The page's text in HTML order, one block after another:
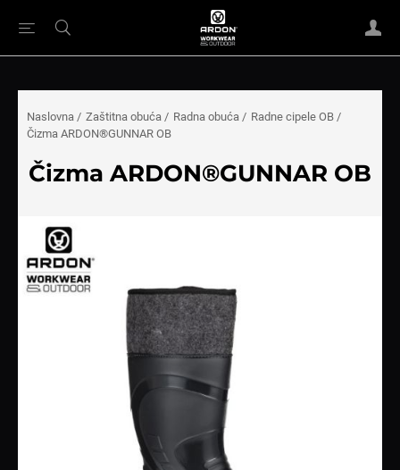
Naslovna / Zaštitna obuća / Radna obuća / Radne cipele OB /
Čizma ARDON®GUNNAR OB
Čizma ARDON®GUNNAR OB